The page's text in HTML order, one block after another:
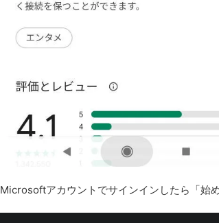
Microsoftアカウントでサインインしたら「始